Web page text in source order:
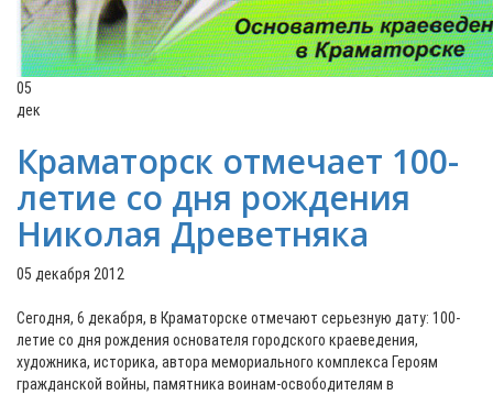
05
дек
Краматорск отмечает 100-
летие со дня рождения
Николая Древетняка
05 декабря 2012
Сегодня, 6 декабря, в Краматорске отмечают серьезную дату: 100-
летие со дня рождения основателя городского краеведения,
художника, историка, автора мемориального комплекса Героям
гражданской войны, памятника воинам-освободителям в